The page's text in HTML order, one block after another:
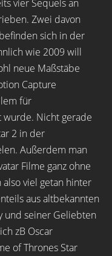
vier Sequels an
Zwei davon
sich in der
wie 2009 will
neue Maßstäbe
Capture
für
Nicht gerade
2 in der
Außerdem man
Filme ganz ohne
also viel getan hinter
aus altbekannten
und seiner Geliebten
zB Oscar
of Thrones Star